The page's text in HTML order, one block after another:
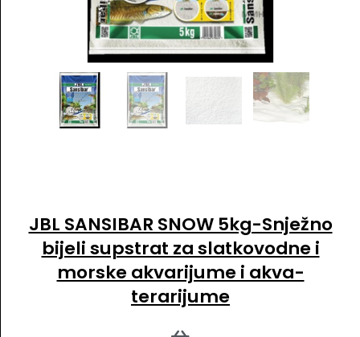
Dodaj u listu želja
JBL SANSIBAR SNOW 5kg-Snježno
bijeli supstrat za slatkovodne i
morske akvarijume i akva-
terarijume